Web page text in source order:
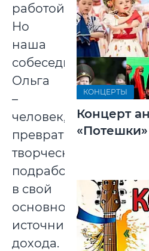
работой.
Но
наша
собеседница
Ольга
–
человек,
превративший
творческую
подработку
в свой
основной
источник
дохода.
КОНЦЕРТЫ
Концерт
«Потешки»